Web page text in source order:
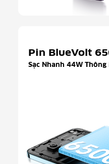
Pin BlueVolt
Sạc Nhanh 44W Thông